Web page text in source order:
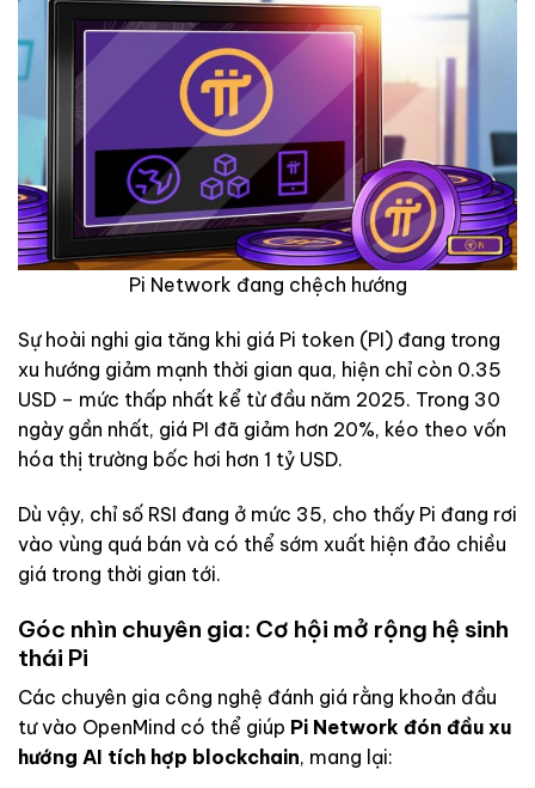
Pi Network đang chệch hướng
Sự hoài nghi gia tăng khi giá Pi token (PI) đang trong
xu hướng giảm mạnh thời gian qua, hiện chỉ còn 0.35
USD – mức thấp nhất kể từ đầu năm 2025. Trong 30
ngày gần nhất, giá PI đã giảm hơn 20%, kéo theo vốn
hóa thị trường bốc hơi hơn 1 tỷ USD.
Dù vậy, chỉ số RSI đang ở mức 35, cho thấy Pi đang rơi
vào vùng quá bán và có thể sớm xuất hiện đảo chiều
giá trong thời gian tới.
Góc nhìn chuyên gia: Cơ hội mở rộng hệ sinh
thái Pi
Các chuyên gia công nghệ đánh giá rằng khoản đầu
tư vào OpenMind có thể giúp Pi Network đón đầu xu
hướng AI tích hợp blockchain, mang lại: